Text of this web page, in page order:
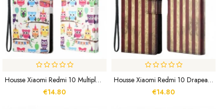
Housse Xiaomi Redmi 10 Multiples Hiboux À Lanière
€14.80
Housse Xiaomi Redmi 10 Drapeau Américain
€14.80